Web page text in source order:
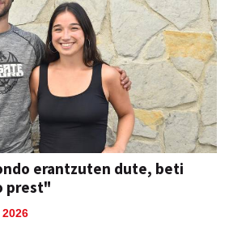
erantzuten dute, beti
prest"